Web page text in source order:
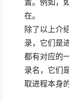
置。例如，
在。
除了以上介
录，它们是
都有对应的
录名，它们
取进程本身